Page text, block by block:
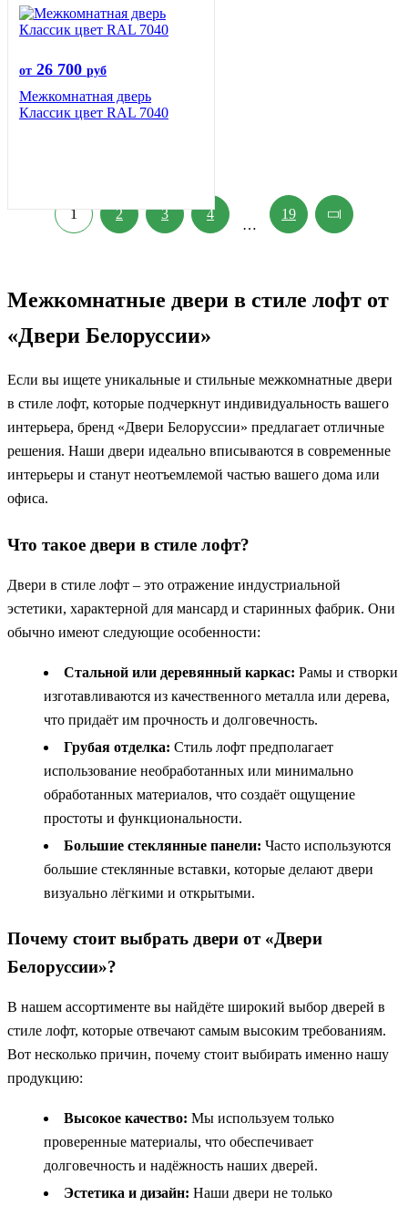
от 26 700 руб
Межкомнатная дверь
Классик цвет RAL 7040
1 2 3 4
…
19
Межкомнатные двери в стиле лофт от
«Двери Белоруссии»
Если вы ищете уникальные и стильные межкомнатные двери
в стиле лофт, которые подчеркнут индивидуальность вашего
интерьера, бренд «Двери Белоруссии» предлагает отличные
решения. Наши двери идеально вписываются в современные
интерьеры и станут неотъемлемой частью вашего дома или
офиса.
Что такое двери в стиле лофт?
Двери в стиле лофт – это отражение индустриальной
эстетики, характерной для мансард и старинных фабрик. Они
обычно имеют следующие особенности:
Стальной или деревянный каркас: Рамы и створки
изготавливаются из качественного металла или дерева,
что придаёт им прочность и долговечность.
Грубая отделка: Стиль лофт предполагает
использование необработанных или минимально
обработанных материалов, что создаёт ощущение
простоты и функциональности.
Большие стеклянные панели: Часто используются
большие стеклянные вставки, которые делают двери
визуально лёгкими и открытыми.
Почему стоит выбрать двери от «Двери
Белоруссии»?
В нашем ассортименте вы найдёте широкий выбор дверей в
стиле лофт, которые отвечают самым высоким требованиям.
Вот несколько причин, почему стоит выбирать именно нашу
продукцию:
Высокое качество: Мы используем только
проверенные материалы, что обеспечивает
долговечность и надёжность наших дверей.
Эстетика и дизайн: Наши двери не только